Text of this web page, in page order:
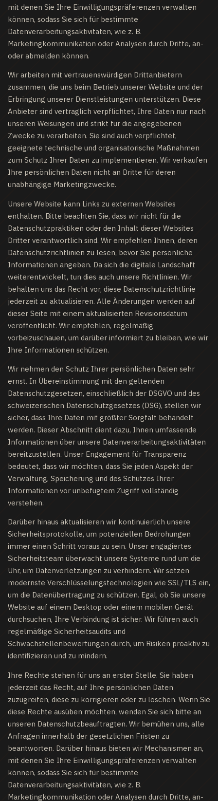
mit denen Sie Ihre Einwilligungspräferenzen verwalten
können, sodass Sie sich für bestimmte
Datenverarbeitungsaktivitäten, wie z. B.
Marketingkommunikation oder Analysen durch Dritte, an-
oder abmelden können.
Wir arbeiten mit vertrauenswürdigen Drittanbietern
zusammen, die uns beim Betrieb unserer Website und der
Erbringung unserer Dienstleistungen unterstützen. Diese
Anbieter sind vertraglich verpflichtet, Ihre Daten nur nach
unseren Weisungen und strikt für die angegebenen
Zwecke zu verarbeiten. Sie sind auch verpflichtet,
geeignete technische und organisatorische Maßnahmen
zum Schutz Ihrer Daten zu implementieren. Wir verkaufen
Ihre persönlichen Daten nicht an Dritte für deren
unabhängige Marketingzwecke.
Unsere Website kann Links zu externen Websites
enthalten. Bitte beachten Sie, dass wir nicht für die
Datenschutzpraktiken oder den Inhalt dieser Websites
Dritter verantwortlich sind. Wir empfehlen Ihnen, deren
Datenschutzrichtlinien zu lesen, bevor Sie persönliche
Informationen angeben. Da sich die digitale Landschaft
weiterentwickelt, tun dies auch unsere Richtlinien. Wir
behalten uns das Recht vor, diese Datenschutzrichtlinie
jederzeit zu aktualisieren. Alle Änderungen werden auf
dieser Seite mit einem aktualisierten Revisionsdatum
veröffentlicht. Wir empfehlen, regelmäßig
vorbeizuschauen, um darüber informiert zu bleiben, wie wir
Ihre Informationen schützen.
Wir nehmen den Schutz Ihrer persönlichen Daten sehr
ernst. In Übereinstimmung mit den geltenden
Datenschutzgesetzen, einschließlich der DSGVO und des
schweizerischen Datenschutzgesetzes (DSG), stellen wir
sicher, dass Ihre Daten mit größter Sorgfalt behandelt
werden. Dieser Abschnitt dient dazu, Ihnen umfassende
Informationen über unsere Datenverarbeitungsaktivitäten
bereitzustellen. Unser Engagement für Transparenz
bedeutet, dass wir möchten, dass Sie jeden Aspekt der
Verwaltung, Speicherung und des Schutzes Ihrer
Informationen vor unbefugtem Zugriff vollständig
verstehen.
Darüber hinaus aktualisieren wir kontinuierlich unsere
Sicherheitsprotokolle, um potenziellen Bedrohungen
immer einen Schritt voraus zu sein. Unser engagiertes
Sicherheitsteam überwacht unsere Systeme rund um die
Uhr, um Datenverletzungen zu verhindern. Wir setzen
modernste Verschlüsselungstechnologien wie SSL/TLS ein,
um die Datenübertragung zu schützen. Egal, ob Sie unsere
Website auf einem Desktop oder einem mobilen Gerät
durchsuchen, Ihre Verbindung ist sicher. Wir führen auch
regelmäßige Sicherheitsaudits und
Schwachstellenbewertungen durch, um Risiken proaktiv zu
identifizieren und zu mindern.
Ihre Rechte stehen für uns an erster Stelle. Sie haben
jederzeit das Recht, auf Ihre persönlichen Daten
zuzugreifen, diese zu korrigieren oder zu löschen. Wenn Sie
diese Rechte ausüben möchten, wenden Sie sich bitte an
unseren Datenschutzbeauftragten. Wir bemühen uns, alle
Anfragen innerhalb der gesetzlichen Fristen zu
beantworten. Darüber hinaus bieten wir Mechanismen an,
mit denen Sie Ihre Einwilligungspräferenzen verwalten
können, sodass Sie sich für bestimmte
Datenverarbeitungsaktivitäten, wie z. B.
Marketingkommunikation oder Analysen durch Dritte, an-